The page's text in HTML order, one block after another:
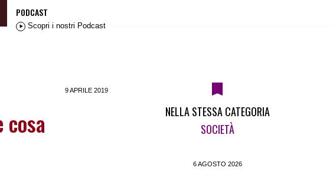
PODCAST
Scopri i nostri Podcast
9 APRILE 2019
NELLA STESSA CATEGORIA
SOCIETÀ
6 AGOSTO 2026